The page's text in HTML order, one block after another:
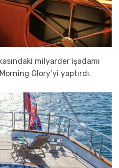
milyarder işadamı
Glory’yi yaptırdı.